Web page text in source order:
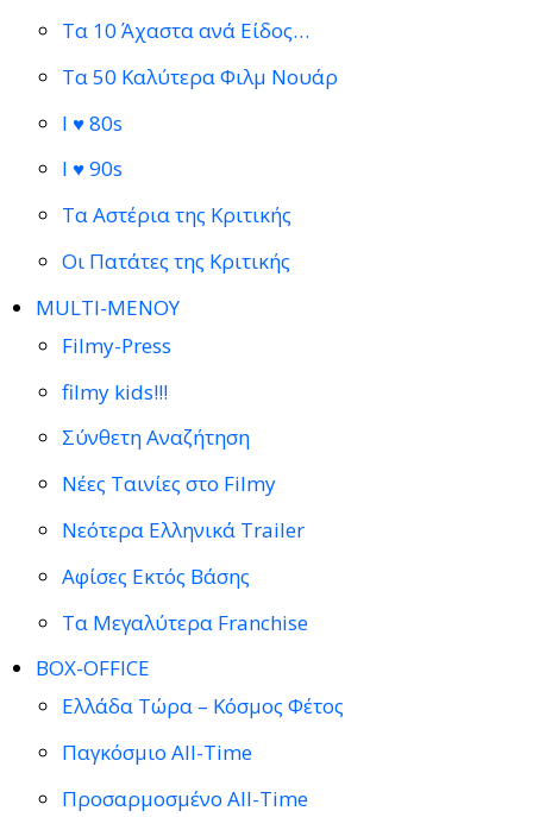
Τα 10 Άχαστα ανά Είδος…
Τα 50 Καλύτερα Φιλμ Νουάρ
I ♥ 80s
I ♥ 90s
Τα Αστέρια της Κριτικής
Οι Πατάτες της Κριτικής
MULTI-ΜΕΝΟΥ
Filmy-Press
filmy kids!!!
Σύνθετη Αναζήτηση
Νέες Ταινίες στο Filmy
Νεότερα Ελληνικά Trailer
Αφίσες Εκτός Βάσης
Τα Μεγαλύτερα Franchise
BOX-OFFICE
Ελλάδα Τώρα – Κόσμος Φέτος
Παγκόσμιο All-Time
Προσαρμοσμένο All-Time